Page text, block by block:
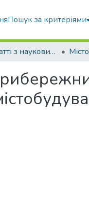
Пошук за критеріями
Вибрані статті з наукових збірників КНУБА